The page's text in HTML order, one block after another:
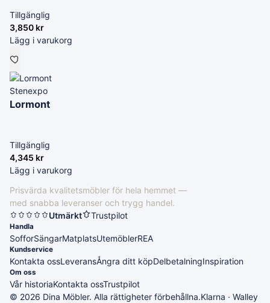
Tillgänglig
3,850 kr
Lägg i varukorg
Stenexpo
Lormont
Tillgänglig
4,345 kr
Lägg i varukorg
Prisvärda kvalitetsmöbler för hela hemmet —
med snabba leveranser och trygg handel.
Utmärkt
Trustpilot
Handla
SofforSängarMatplatsUtemöblerREA
Kundservice
Kontakta ossLeveransÅngra ditt köpDelbetalningInspiration
Om oss
Vår historiaKontakta ossTrustpilot
© 2026 Dina Möbler. Alla rättigheter förbehållna.Klarna · Walley